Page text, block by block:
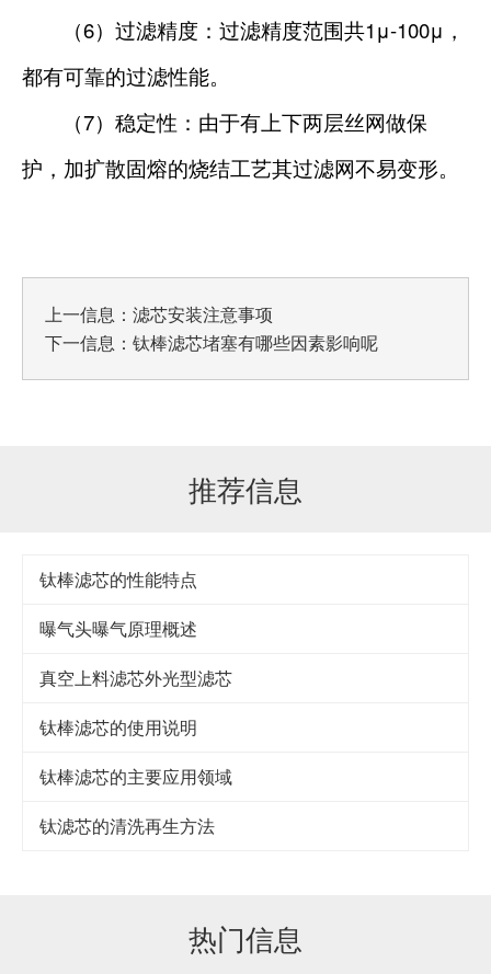
（6）过滤精度：过滤精度范围共1μ-100μ ，
都有可靠的过滤性能。
（7）稳定性：由于有上下两层丝网做保
护，加扩散固熔的烧结工艺其过滤网不易变形。
上一信息： 滤芯安装注意事项
下一信息： 钛棒滤芯堵塞有哪些因素影响呢
推荐信息
钛棒滤芯的性能特点
曝气头曝气原理概述
真空上料滤芯外光型滤芯
钛棒滤芯的使用说明
钛棒滤芯的主要应用领域
钛滤芯的清洗再生方法
热门信息